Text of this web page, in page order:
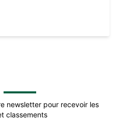
newsletter pour recevoir les
classements